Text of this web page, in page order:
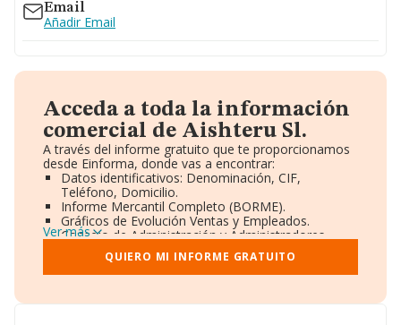
Email
Añadir Email
Acceda a toda la información
comercial de Aishteru Sl.
A través del informe gratuito que te proporcionamos
desde Einforma, donde vas a encontrar:
Datos identificativos: Denominación, CIF,
Teléfono, Domicilio.
Informe Mercantil Completo (BORME).
Gráficos de Evolución Ventas y Empleados.
Consejo de Administración y Administradores.
Directivos y Ejecutivos.
Accionistas.
Participaciones y Vinculaciones en otras empresas.
Información oficial y registral complementaria.
Ver más
QUIERO MI INFORME GRATUITO